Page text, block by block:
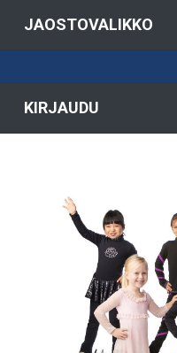
JAOSTOVALIKKO
KIRJAUDU